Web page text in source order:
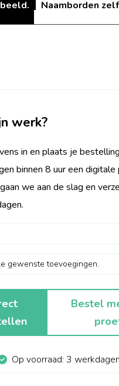
Naamborden
werk?
in en plaats je bestelling
binnen 8 uur een digitale
we aan de slag en
Bestel
Op voorraad: 3